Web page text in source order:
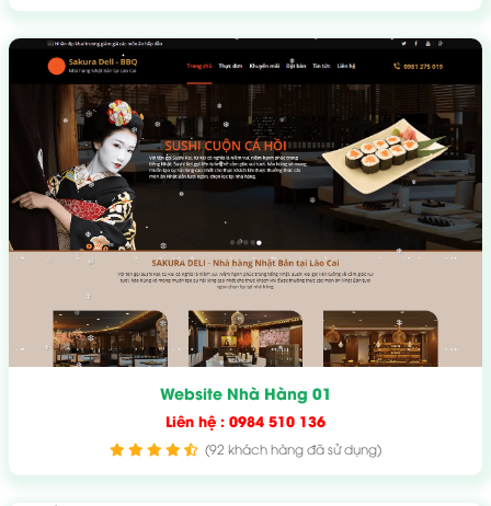
Website Nhà Hàng 01
Liên hệ : 0984 510 136
(92 khách hàng đã sử dụng)